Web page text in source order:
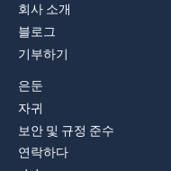
회사 소개
블로그
기부하기
은둔
자귀
보안 및 규정 준수
연락하다